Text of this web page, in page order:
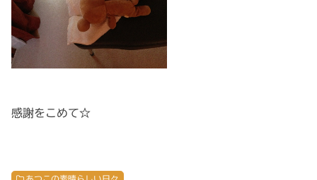
感謝をこめて☆